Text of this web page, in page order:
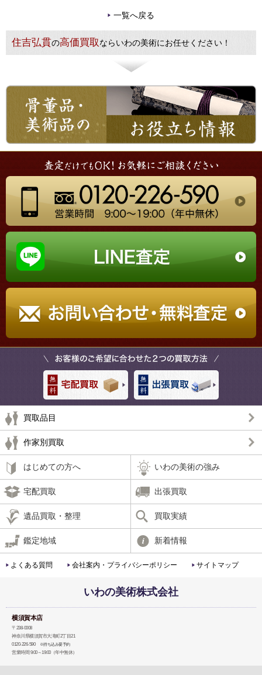
一覧へ戻る
住吉弘貫の高価買取ならいわの美術にお任せください！
買取品目
作家別買取
はじめての方へ いわの美術の強み
宅配買取 出張買取
遺品買取・整理 買取実績
鑑定地域 新着情報
よくある質問 会社案内・プライバシーポリシー サイトマップ
いわの美術株式会社
横須賀本店
〒238-0008
神奈川県横須賀市大滝町2丁目21
0120-226-590
※持ち込み要予約
営業時間 9:00～19:00（年中無休）